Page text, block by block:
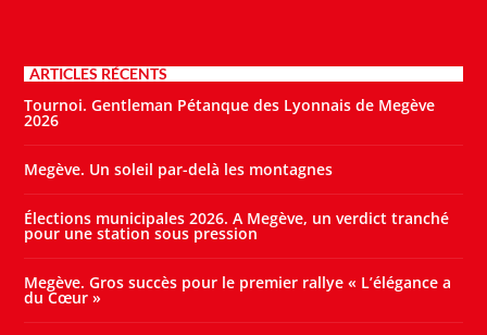
ARTICLES RÉCENTS
Tournoi. Gentleman Pétanque des Lyonnais de Megève
2026
Megève. Un soleil par-delà les montagnes
Élections municipales 2026. A Megève, un verdict tranché
pour une station sous pression
Megève. Gros succès pour le premier rallye « L’élégance a
du Cœur »